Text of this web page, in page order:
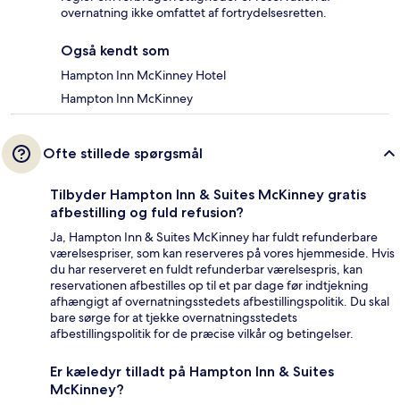
overnatning ikke omfattet af fortrydelsesretten.
Også kendt som
Hampton Inn McKinney Hotel
Hampton Inn McKinney
Ofte stillede spørgsmål
Tilbyder Hampton Inn & Suites McKinney gratis
afbestilling og fuld refusion?
Ja, Hampton Inn & Suites McKinney har fuldt refunderbare
værelsespriser, som kan reserveres på vores hjemmeside. Hvis
du har reserveret en fuldt refunderbar værelsespris, kan
reservationen afbestilles op til et par dage før indtjekning
afhængigt af overnatningsstedets afbestillingspolitik. Du skal
bare sørge for at tjekke overnatningsstedets
afbestillingspolitik for de præcise vilkår og betingelser.
Er kæledyr tilladt på Hampton Inn & Suites
McKinney?